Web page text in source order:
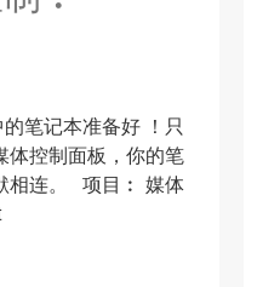
笔记本准备好 ！只
体控制面板，你的笔
相连。 项目︰ 媒体